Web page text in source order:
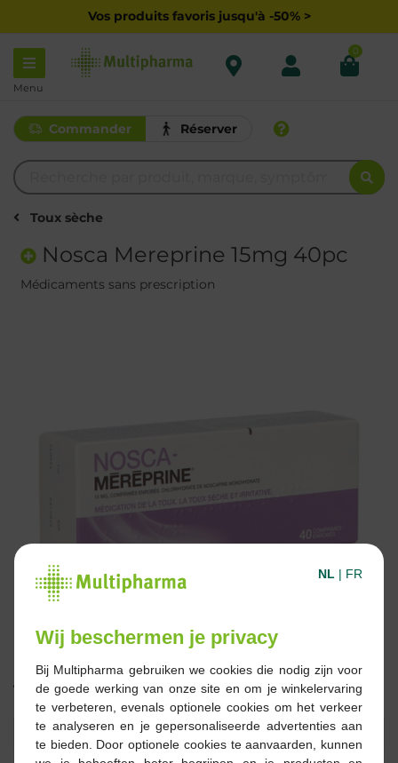
Vos produits favoris jusqu'à -50% >
Menu
0
Commander Réserver
Toux sèche
Nosca Mereprine 15mg 40pc
Médicaments sans prescription
12,58 €
Commander Réserver
NL | FR
Wij beschermen je privacy
Bij Multipharma gebruiken we cookies die nodig zijn voor
de goede werking van onze site en om je winkelervaring
te verbeteren, evenals optionele cookies om het verkeer
te analyseren en je gepersonaliseerde advertenties aan
te bieden. Door optionele cookies te aanvaarden, kunnen